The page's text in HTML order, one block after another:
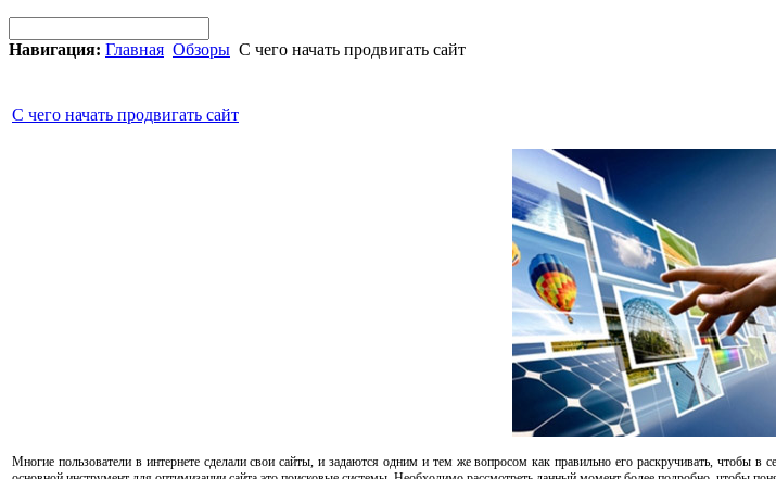
Навигация: Главная Обзоры С чего начать продвигать сайт
С чего начать продвигать сайт
Многие пользователи в интернете сделали свои сайты, и задаются одним и тем же вопросом как правильно его раскручивать,